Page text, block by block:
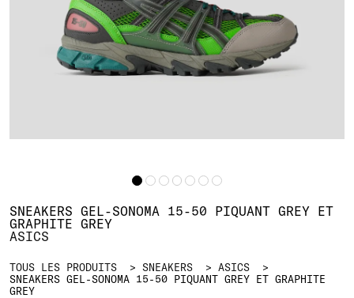
TOUS LES PRODUITS SNEAKERS
ASICS
SNEAKERS GEL-SONOMA 15-50 PIQUANT GREY ET GRAPHITE
GREY
SNEAKERS GEL-SONOMA 15-50 PIQUANT GREY ET
GRAPHITE GREY
ASICS